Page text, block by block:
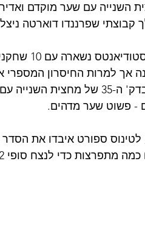
קבוצתי שפרננדו דוארטה
לאחר
אך למרות החיסרון
הניצחון והפרס הגיע בדק' ה-
- פשוט שער מדהים.
ספורט איבדו את
מתפרצות כדי לנצח סופי 5-2.